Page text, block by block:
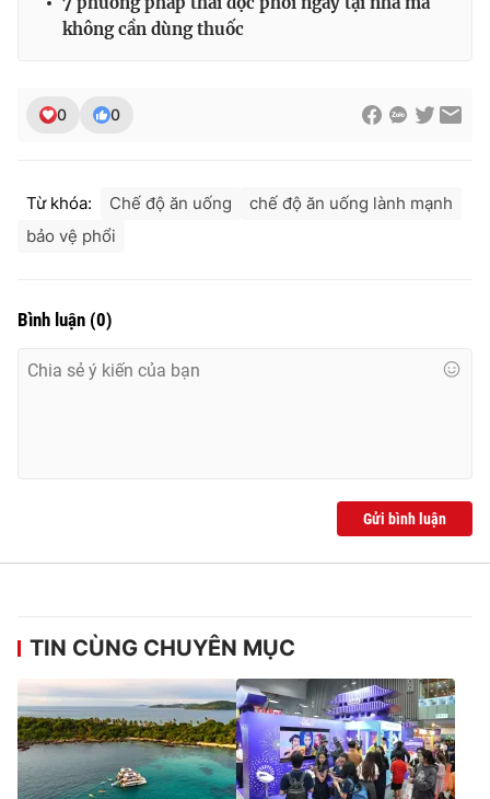
không cần dùng thuốc
0 0
Từ khóa: Chế độ ăn uống
chế độ ăn uống lành mạnh
bảo vệ phổi
Bình luận (0)
Gửi bình luận
TIN CÙNG CHUYÊN MỤC